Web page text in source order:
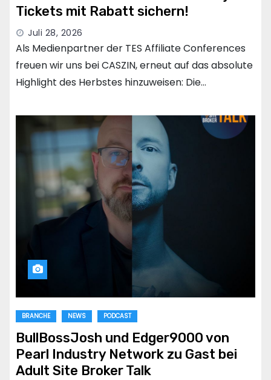
Tickets mit Rabatt sichern!
Juli 28, 2026
Als Medienpartner der TES Affiliate Conferences
freuen wir uns bei CASZIN, erneut auf das absolute
Highlight des Herbstes hinzuweisen: Die…
BRANCHE NEWS PODCAST
BullBossJosh und Edger9000 von
Pearl Industry Network zu Gast bei
Adult Site Broker Talk